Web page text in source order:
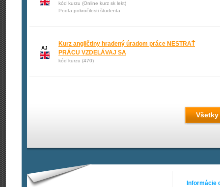
kód kurzu (Online kurz sk lekt)
Podľa pokročilosti študenta
AJ
Kurz angličtiny hradený úradom práce NESTRAŤ
PRÁCU VZDELÁVAJ SA
kód kurzu (470)
Informácie